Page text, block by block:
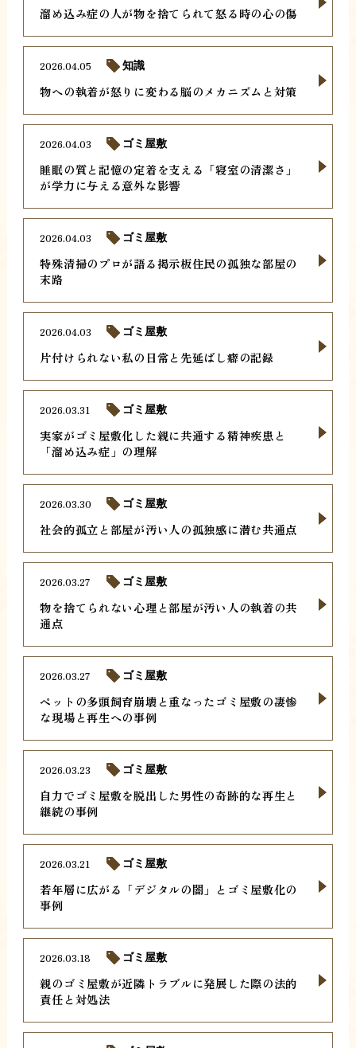
溜め込み症の人が物を捨てられて怒る時の心の傷
物への執着が怒りに変わる脳のメカニズムと対策
2026.04.05 知識
睡眠の質と記憶の定着を支える「寝室の清潔さ」
が学力に与える意外な影響
2026.04.03 ゴミ屋敷
特殊清掃のプロが語る掲示板住民の孤独な部屋の
末路
2026.04.03 ゴミ屋敷
片付けられない私の日常と先延ばし癖の記録
2026.04.03 ゴミ屋敷
実家がゴミ屋敷化した親に共通する精神疾患と
「溜め込み症」の理解
2026.03.31 ゴミ屋敷
社会的孤立と部屋が汚い人の孤独感に潜む共通点
2026.03.30 ゴミ屋敷
物を捨てられない心理と部屋が汚い人の執着の共
通点
2026.03.27 ゴミ屋敷
ペットの多頭飼育崩壊と重なったゴミ屋敷の凄惨
な現場と再生への事例
2026.03.27 ゴミ屋敷
自力でゴミ屋敷を脱出した男性の奇跡的な再生と
継続の事例
2026.03.23 ゴミ屋敷
若年層に広がる「デジタルの闇」とゴミ屋敷化の
事例
2026.03.21 ゴミ屋敷
親のゴミ屋敷が近隣トラブルに発展した際の法的
責任と対処法
2026.03.18 ゴミ屋敷